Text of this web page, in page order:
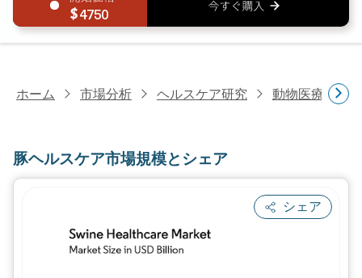
4750
ホーム 市場分析 ヘルスケア研究 動物医療研究
豚ヘルスケア市場規模とシェア
シェア